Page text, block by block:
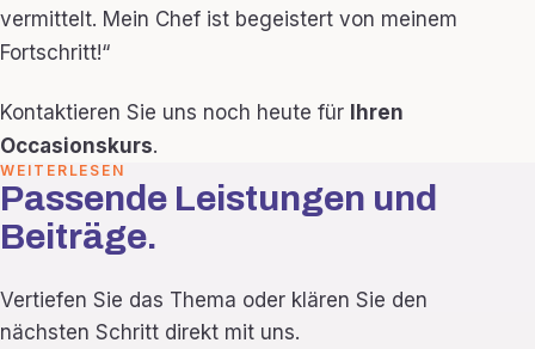
vermittelt. Mein Chef ist begeistert von meinem
Fortschritt!“
Kontaktieren Sie uns noch heute für
Ihren
Occasionskurs.
WEITERLESEN
Passende Leistungen und
Beiträge.
Vertiefen Sie das Thema oder klären Sie den
nächsten Schritt direkt mit uns.